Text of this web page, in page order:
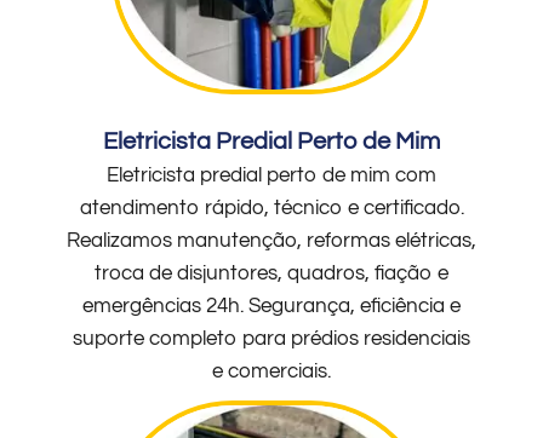
Eletricista Predial Perto de Mim
Eletricista predial perto de mim com
atendimento rápido, técnico e certificado.
Realizamos manutenção, reformas elétricas,
troca de disjuntores, quadros, fiação e
emergências 24h. Segurança, eficiência e
suporte completo para prédios residenciais
e comerciais.